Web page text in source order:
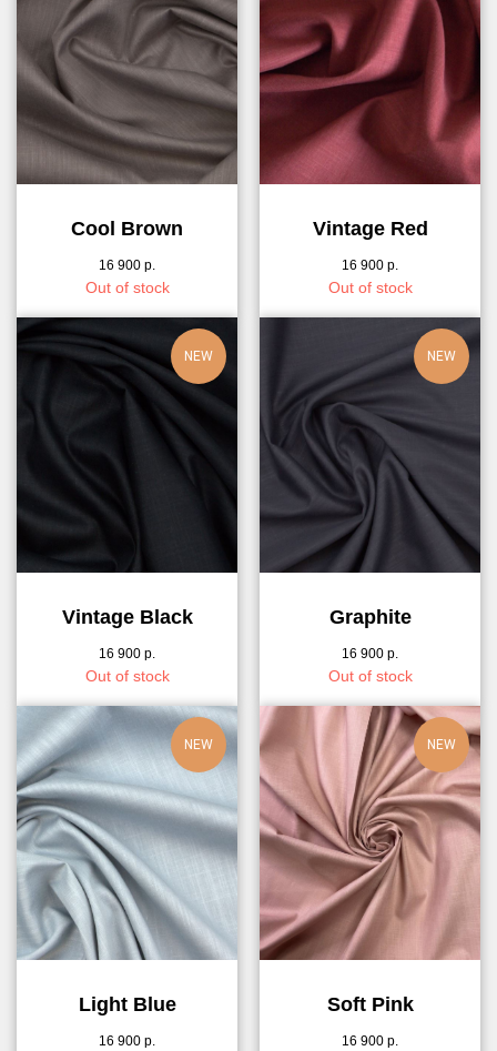
Cool Brown
16 900 р.
Out of stock
Vintage Red
16 900 р.
Out of stock
NEW
Vintage Black
16 900 р.
Out of stock
NEW
Graphite
16 900 р.
Out of stock
NEW
Light Blue
16 900 р.
NEW
Soft Pink
16 900 р.